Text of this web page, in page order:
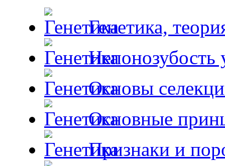
Генетика,
Непонозубость
Основы
Основные
Признаки и